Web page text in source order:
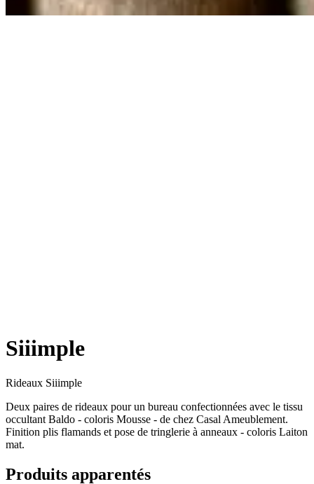
Siiimple
Rideaux Siiimple
Deux paires de rideaux pour un bureau confectionnées avec le tissu
occultant Baldo - coloris Mousse - de chez Casal Ameublement.
Finition plis flamands et pose de tringlerie à anneaux - coloris Laiton
mat.
Produits apparentés